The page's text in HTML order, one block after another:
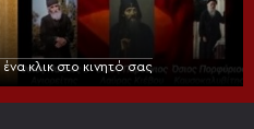
κλικ στο κινητό σας